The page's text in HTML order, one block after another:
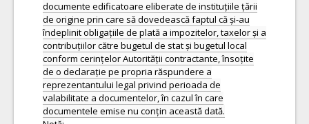
documente edificatoare eliberate de instituțiile țării
de origine prin care să dovedească faptul că și-au
îndeplinit obligațiile de plată a impozitelor, taxelor și a
contribuțiilor către bugetul de stat și bugetul local
conform cerințelor Autorității contractante, însoțite
de o declarație pe propria răspundere a
reprezentantului legal privind perioada de
valabilitate a documentelor, în cazul în care
documentele emise nu conțin această dată.